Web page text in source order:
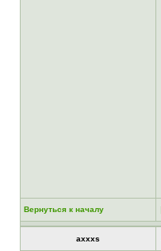
Вернуться к началу
axxxs